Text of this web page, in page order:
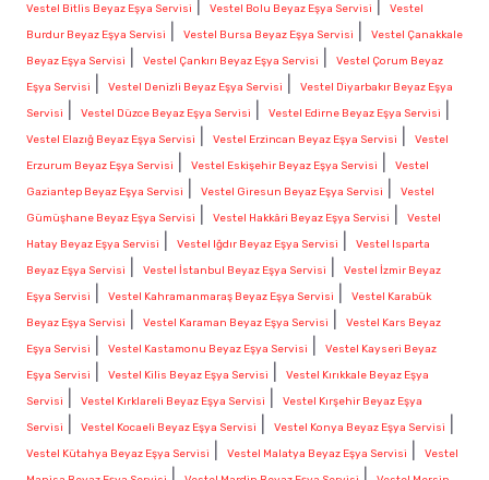
Vestel Bitlis Beyaz Eşya Servisi Vestel Bolu Beyaz Eşya Servisi
Vestel
Burdur Beyaz Eşya Servisi
Vestel Bursa Beyaz Eşya Servisi
Vestel Çanakkale
Beyaz Eşya Servisi
Vestel Çankırı Beyaz Eşya Servisi
Vestel Çorum Beyaz
Eşya Servisi
Vestel Denizli Beyaz Eşya Servisi
Vestel Diyarbakır Beyaz Eşya
Servisi
Vestel Düzce Beyaz Eşya Servisi Vestel Edirne Beyaz Eşya Servisi
Vestel Elazığ Beyaz Eşya Servisi Vestel Erzincan Beyaz Eşya Servisi
Vestel
Erzurum Beyaz Eşya Servisi
Vestel Eskişehir Beyaz Eşya Servisi
Vestel
Gaziantep Beyaz Eşya Servisi
Vestel Giresun Beyaz Eşya Servisi
Vestel
Gümüşhane Beyaz Eşya Servisi
Vestel Hakkâri Beyaz Eşya Servisi
Vestel
Hatay Beyaz Eşya Servisi
Vestel Iğdır Beyaz Eşya Servisi
Vestel Isparta
Beyaz Eşya Servisi
Vestel İstanbul Beyaz Eşya Servisi
Vestel İzmir Beyaz
Eşya Servisi
Vestel Kahramanmaraş Beyaz Eşya Servisi
Vestel Karabük
Beyaz Eşya Servisi
Vestel Karaman Beyaz Eşya Servisi
Vestel Kars Beyaz
Eşya Servisi
Vestel Kastamonu Beyaz Eşya Servisi
Vestel Kayseri Beyaz
Eşya Servisi
Vestel Kilis Beyaz Eşya Servisi
Vestel Kırıkkale Beyaz Eşya
Servisi
Vestel Kırklareli Beyaz Eşya Servisi
Vestel Kırşehir Beyaz Eşya
Servisi
Vestel Kocaeli Beyaz Eşya Servisi Vestel Konya Beyaz Eşya Servisi
Vestel Kütahya Beyaz Eşya Servisi Vestel Malatya Beyaz Eşya Servisi
Vestel